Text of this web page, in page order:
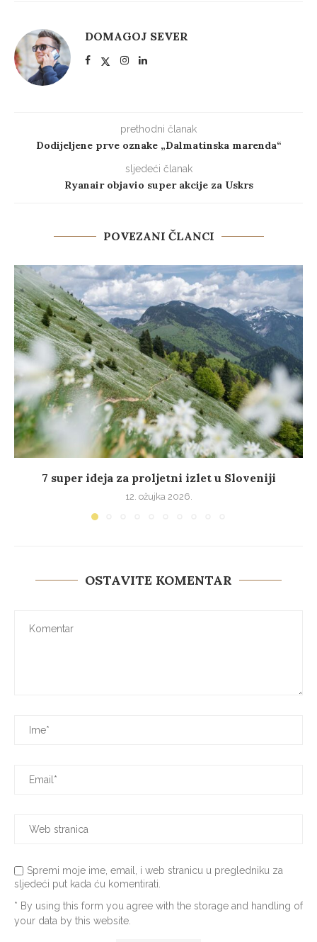
DOMAGOJ SEVER
prethodni članak
Dodijeljene prve oznake „Dalmatinska marenda“
sljedeći članak
Ryanair objavio super akcije za Uskrs
POVEZANI ČLANCI
7 super ideja za proljetni izlet u Sloveniji
12. ožujka 2026.
OSTAVITE KOMENTAR
Spremi moje ime, email, i web stranicu u pregledniku za
sljedeći put kada ću komentirati.
* By using this form you agree with the storage and handling of
your data by this website.